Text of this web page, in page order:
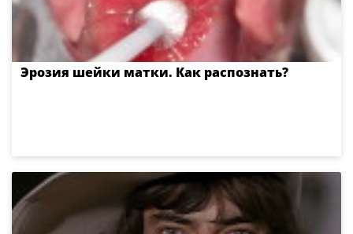
Эрозия шейки матки. Как распознать?